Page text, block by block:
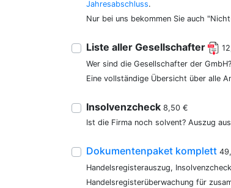
Jahresabschluss.
Nur bei uns bekommen Sie auch
Liste aller Gesellschafter
Wer sind die Gesellschafter der GmbH?
Eine vollständige Übersicht über alle
Insolvenzcheck 8,50 €
Ist die Firma noch solvent? Auszug
Dokumentenpaket komplett
Handelsregisterauszug,
Handelsregisterüberwachung für